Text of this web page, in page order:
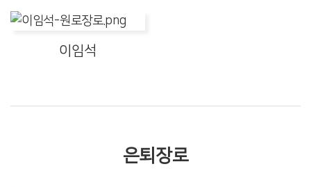
이임석
은퇴장로